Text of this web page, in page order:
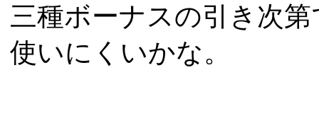
三種ボーナスの引き次
使いにくいかな。